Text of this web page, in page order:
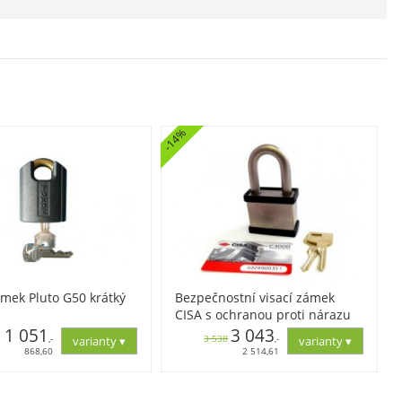
Pluto G50 krátký
1 051,-
868,60
Bezpečnostní visací zámek
CISA s ochranou proti nárazu
-14%
3 538 3 043,-
2 514,61